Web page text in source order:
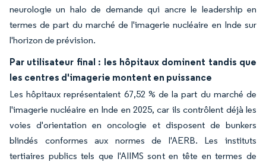
neurologie un halo de demande qui ancre le leadership en
termes de part du marché de l'imagerie nucléaire en Inde sur
l'horizon de prévision.
Par utilisateur final : les hôpitaux dominent tandis que
les centres d'imagerie montent en puissance
Les hôpitaux représentaient 67,52 % de la part du marché de
l'imagerie nucléaire en Inde en 2025, car ils contrôlent déjà les
voies d'orientation en oncologie et disposent de bunkers
blindés conformes aux normes de l'AERB. Les instituts
tertiaires publics tels que l'AIIMS sont en tête en termes de